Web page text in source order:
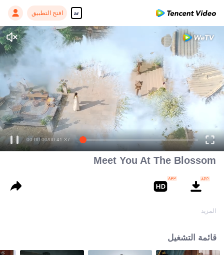
ar افتح التطبيق
00:00:00/00:41:37
Meet You At The Blossom
1المزيد
قائمة التشغيل